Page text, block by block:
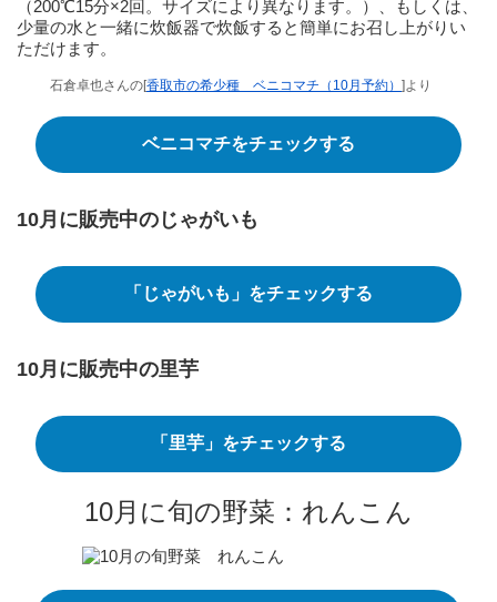
（200℃15分×2回。サイズにより異なります。）、もしくは、
少量の水と一緒に炊飯器で炊飯すると簡単にお召し上がりい
ただけます。
石倉卓也さんの[香取市の希少種 ベニコマチ（10月予約） ]より
ベニコマチをチェックする
10月に販売中のじゃがいも
「じゃがいも」をチェックする
10月に販売中の里芋
「里芋」をチェックする
10月に旬の野菜：れんこん